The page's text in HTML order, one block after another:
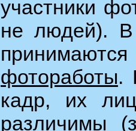
участники
не людей).
фотоработы.
кадр, их
различимы